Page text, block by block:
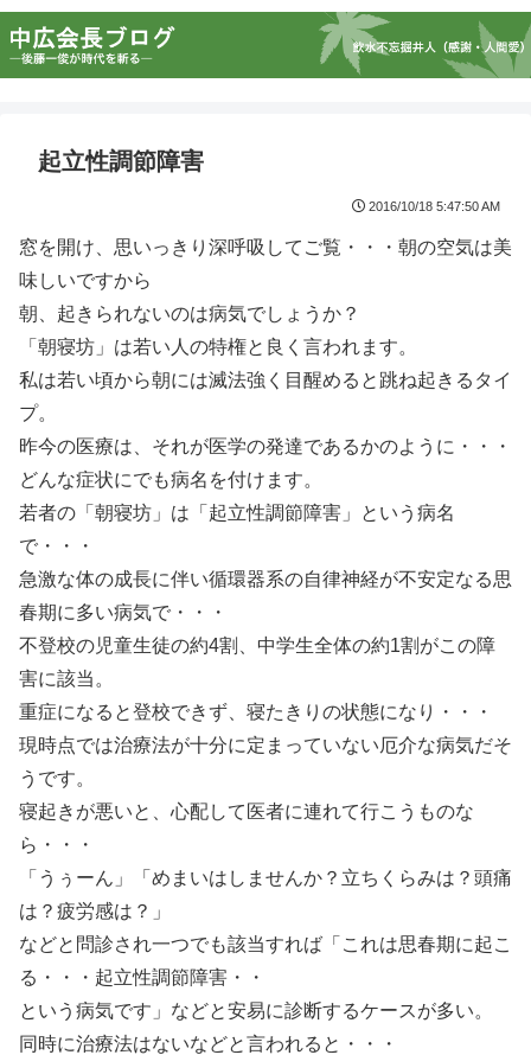
起立性調節障害
2016/10/18 5:47:50 AM
窓を開け、思いっきり深呼吸してご覧・・・朝の空気は美
味しいですから
朝、起きられないのは病気でしょうか？
「朝寝坊」は若い人の特権と良く言われます。
私は若い頃から朝には滅法強く目醒めると跳ね起きるタイ
プ。
昨今の医療は、それが医学の発達であるかのように・・・
どんな症状にでも病名を付けます。
若者の「朝寝坊」は「起立性調節障害」という病名
で・・・
急激な体の成長に伴い循環器系の自律神経が不安定なる思
春期に多い病気で・・・
不登校の児童生徒の約4割、中学生全体の約1割がこの障
害に該当。
重症になると登校できず、寝たきりの状態になり・・・
現時点では治療法が十分に定まっていない厄介な病気だそ
うです。
寝起きが悪いと、心配して医者に連れて行こうものな
ら・・・
「うぅーん」「めまいはしませんか？立ちくらみは？頭痛
は？疲労感は？」
などと問診され一つでも該当すれば「これは思春期に起こ
る・・・起立性調節障害・・
という病気です」などと安易に診断するケースが多い。
同時に治療法はないなどと言われると・・・